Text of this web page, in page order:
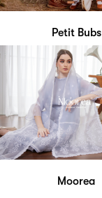
Petit Bubs
Moorea